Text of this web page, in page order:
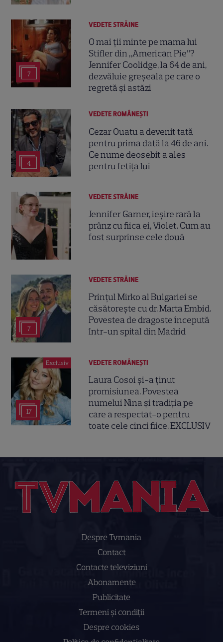
7
VEDETE STRĂINE
O mai ții minte pe mama lui
Stifler din „American Pie”?
Jennifer Coolidge, la 64 de ani,
dezvăluie greșeala pe care o
regretă și astăzi
4
VEDETE ROMÂNEŞTI
Cezar Ouatu a devenit tată
pentru prima dată la 46 de ani.
Ce nume deosebit a ales
pentru fetița lui
VEDETE STRĂINE
Jennifer Garner, ieșire rară la
prânz cu fiica ei, Violet. Cum au
fost surprinse cele două
7
VEDETE STRĂINE
Prințul Mirko al Bulgariei se
căsătorește cu dr. Marta Embid.
Povestea de dragoste începută
într-un spital din Madrid
Exclusiv
17
VEDETE ROMÂNEŞTI
Laura Cosoi și-a ținut
promisiunea. Povestea
numelui Nina și tradiția pe
care a respectat-o pentru
toate cele cinci fiice. EXCLUSIV
Despre Tvmania
Contact
Contacte televiziuni
Abonamente
Publicitate
Termeni și condiții
Despre cookies